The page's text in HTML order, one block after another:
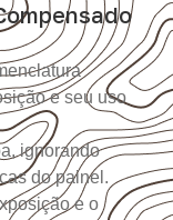
e seu uso
ignorando
do painel.
e o